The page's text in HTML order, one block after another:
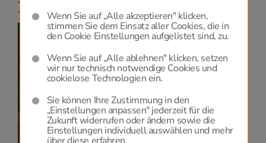
Niederlassungen
Datenschutz
Zur Anzeige dieser Karte benötigen wir Ihre
Einwilligung zu Google Maps, die SieHIERgeben
Wenn Sie auf „Alle akzeptieren" klicken,
stimmen Sie dem Einsatz aller Cookies, die in
den Cookie Einstellungen aufgelistet sind, zu.
Wenn Sie auf „Alle ablehnen" klicken, setzen
wir nur technisch notwendige Cookies und
cookielose Technologien ein.
Sie können Ihre Zustimmung in den
„Einstellungen anpassen" jederzeit für die
Zukunft widerrufen oder ändern sowie die
Einstellungen individuell auswählen und mehr